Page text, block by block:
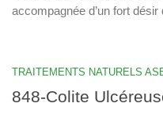
accompagnée d’un fort désir
TRAITEMENTS NATURELS
848-Colite